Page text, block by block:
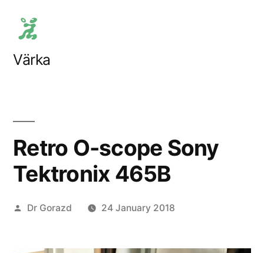
content
Värka
Retro O-scope Sony
Tektronix 465B
Posted
Dr Gorazd 24 January 2018